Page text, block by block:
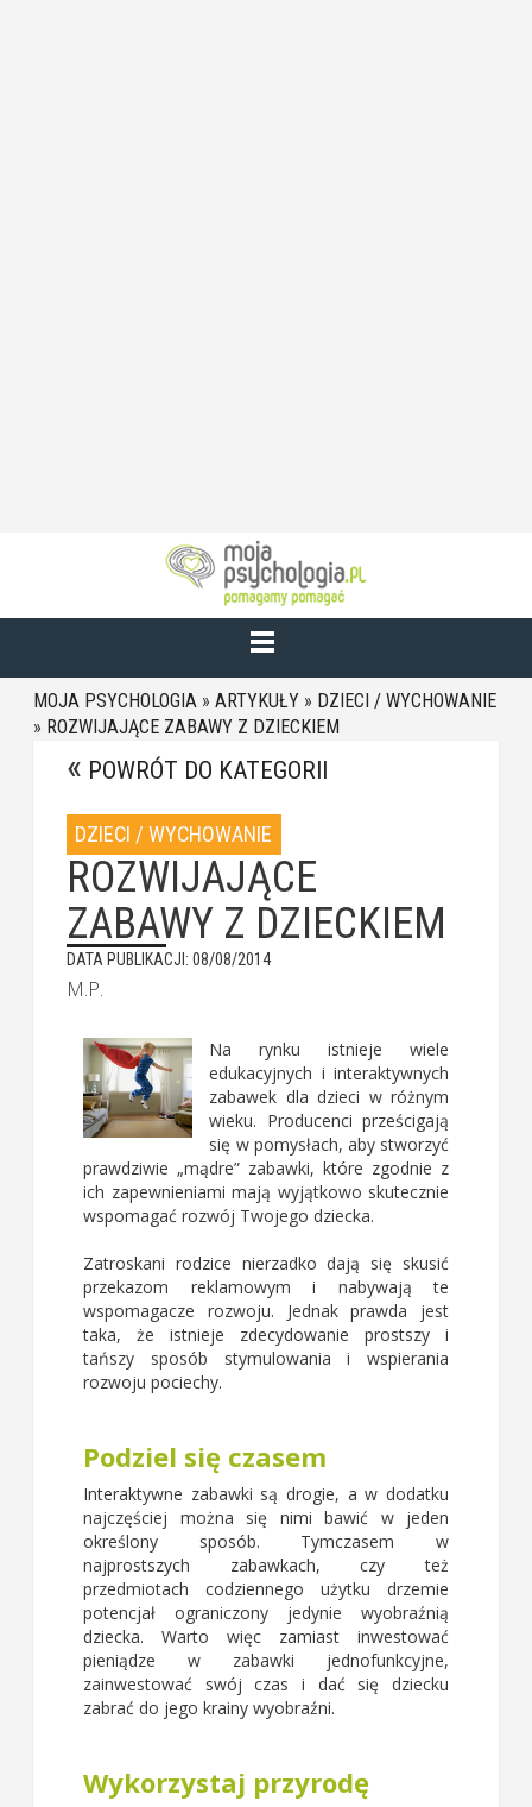
MOJA PSYCHOLOGIA » ARTYKUŁY » DZIECI / WYCHOWANIE
» ROZWIJAJĄCE ZABAWY Z DZIECKIEM
POWRÓT DO KATEGORII
DZIECI / WYCHOWANIE
ROZWIJAJĄCE
ZABAWY Z DZIECKIEM
DATA PUBLIKACJI: 08/08/2014
M.P.
Na rynku istnieje wiele
edukacyjnych i interaktywnych
zabawek dla dzieci w różnym
wieku. Producenci prześcigają
się w pomysłach, aby stworzyć
prawdziwie „mądre” zabawki, które zgodnie z
ich zapewnieniami mają wyjątkowo skutecznie
wspomagać rozwój Twojego dziecka.
Zatroskani rodzice nierzadko dają się skusić
przekazom reklamowym i nabywają te
wspomagacze rozwoju. Jednak prawda jest
taka, że istnieje zdecydowanie prostszy i
tańszy sposób stymulowania i wspierania
rozwoju pociechy.
Podziel się czasem
Interaktywne zabawki są drogie, a w dodatku
najczęściej można się nimi bawić w jeden
określony sposób. Tymczasem w
najprostszych zabawkach, czy też
przedmiotach codziennego użytku drzemie
potencjał ograniczony jedynie wyobraźnią
dziecka. Warto więc zamiast inwestować
pieniądze w zabawki jednofunkcyjne,
zainwestować swój czas i dać się dziecku
zabrać do jego krainy wyobraźni.
Wykorzystaj przyrodę